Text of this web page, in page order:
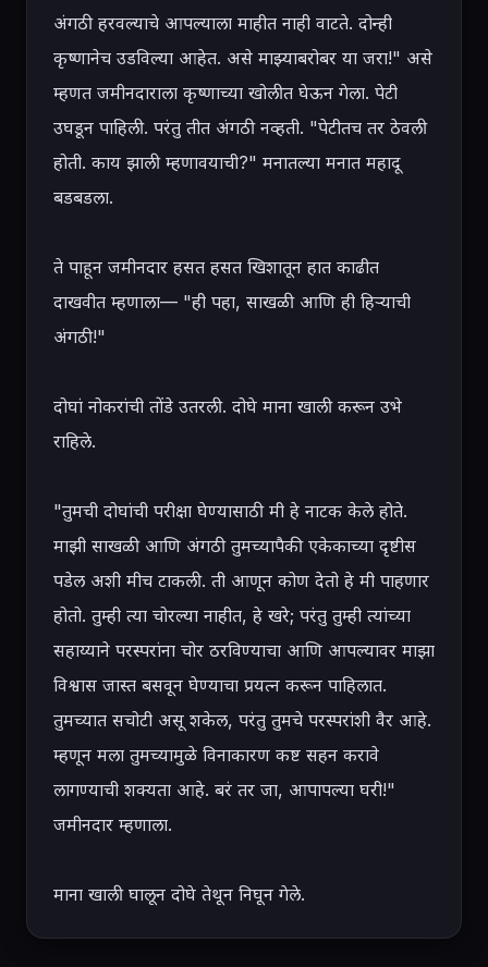
अंगठी हरवल्याचे आपल्याला माहीत नाही वाटते. दोन्ही
कृष्णानेच उडविल्या आहेत. असे माझ्याबरोबर या जरा!" असे
म्हणत जमीनदाराला कृष्णाच्या खोलीत घेऊन गेला. पेटी
उघडून पाहिली. परंतु तीत अंगठी नव्हती. "पेटीतच तर ठेवली
होती. काय झाली म्हणावयाची?" मनातल्या मनात महादू
बडबडला.
ते पाहून जमीनदार हसत हसत खिशातून हात काढीत
दाखवीत म्हणाला— "ही पहा, साखळी आणि ही हिऱ्याची
अंगठी!"
दोघां नोकरांची तोंडे उतरली. दोघे माना खाली करून उभे
राहिले.
"तुमची दोघांची परीक्षा घेण्यासाठी मी हे नाटक केले होते.
माझी साखळी आणि अंगठी तुमच्यापैकी एकेकाच्या दृष्टीस
पडेल अशी मीच टाकली. ती आणून कोण देतो हे मी पाहणार
होतो. तुम्ही त्या चोरल्या नाहीत, हे खरे; परंतु तुम्ही त्यांच्या
सहाय्याने परस्परांना चोर ठरविण्याचा आणि आपल्यावर माझा
विश्वास जास्त बसवून घेण्याचा प्रयत्न करून पाहिलात.
तुमच्यात सचोटी असू शकेल, परंतु तुमचे परस्परांशी वैर आहे.
म्हणून मला तुमच्यामुळे विनाकारण कष्ट सहन करावे
लागण्याची शक्यता आहे. बरं तर जा, आपापल्या घरी!"
जमीनदार म्हणाला.
माना खाली घालून दोघे तेथून निघून गेले.